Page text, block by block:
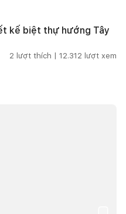
kế biệt thự hướng Tây
2 lượt thích | 12.312 lượt xem